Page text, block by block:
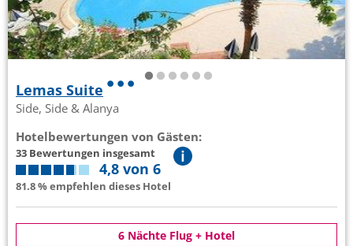
Lemas Suite
Side, Side & Alanya
Hotelbewertungen von Gästen:
33 Bewertungen insgesamt
4,8 von 6
81.8 % empfehlen dieses Hotel
6 Nächte Flug + Hotel